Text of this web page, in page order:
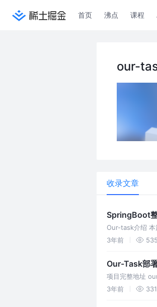
首页 沸点 课程
our-
收录文章
SpringBoot
Our-task介绍
单。
3年前 535
Our-Task部
项目完整地址
来。
3年前 331